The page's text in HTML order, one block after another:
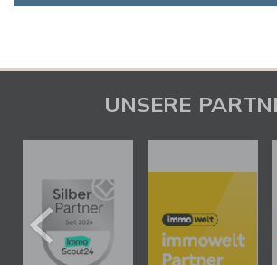
UNSERE